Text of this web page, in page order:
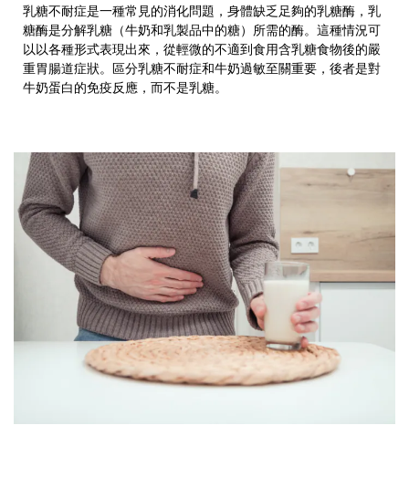
乳糖不耐症是一種常見的消化問題，身體缺乏足夠的乳糖酶，乳
糖酶是分解乳糖（牛奶和乳製品中的糖）所需的酶。這種情況可
以以各種形式表現出來，從輕微的不適到食用含乳糖食物後的嚴
重胃腸道症狀。區分乳糖不耐症和牛奶過敏至關重要，後者是對
牛奶蛋白的免疫反應，而不是乳糖。